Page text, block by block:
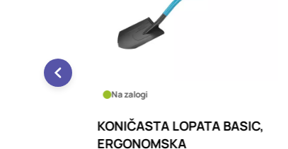
Na zalogi
KONIČASTA LOPATA BASIC,
ERGONOMSKA